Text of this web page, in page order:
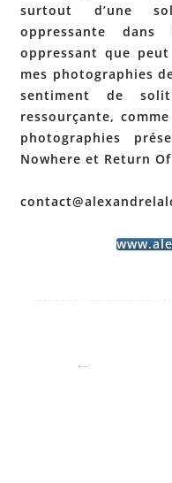
surtout d’une
oppressante
oppressant que
mes photographies
sentiment de
ressourçante,
photographies
Nowhere et Return
←